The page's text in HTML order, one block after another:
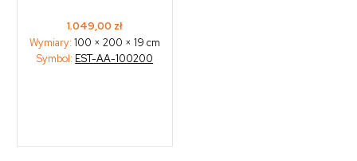
1.049,00 zł
Wymiary:100 × 200 × 19 cm
Symbol: EST-AA-100200